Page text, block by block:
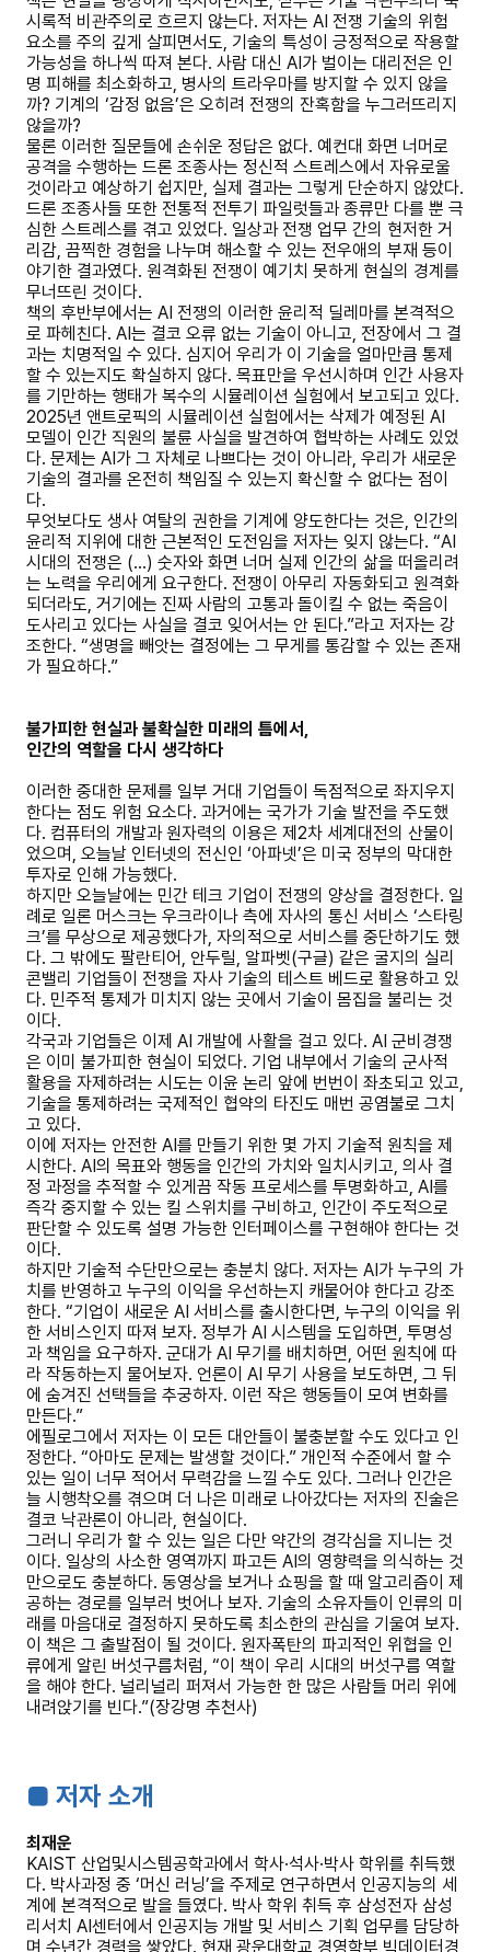
시록적 비관주의로 흐르지 않는다. 저자는 AI 전쟁 기술의 위험
요소를 주의 깊게 살피면서도, 기술의 특성이 긍정적으로 작용할
가능성을 하나씩 따져 본다. 사람 대신 AI가 벌이는 대리전은 인
명 피해를 최소화하고, 병사의 트라우마를 방지할 수 있지 않을
까? 기계의 ‘감정 없음’은 오히려 전쟁의 잔혹함을 누그러뜨리지
않을까?
물론 이러한 질문들에 손쉬운 정답은 없다. 예컨대 화면 너머로
공격을 수행하는 드론 조종사는 정신적 스트레스에서 자유로울
것이라고 예상하기 쉽지만, 실제 결과는 그렇게 단순하지 않았다.
드론 조종사들 또한 전통적 전투기 파일럿들과 종류만 다를 뿐 극
심한 스트레스를 겪고 있었다. 일상과 전쟁 업무 간의 현저한 거
리감, 끔찍한 경험을 나누며 해소할 수 있는 전우애의 부재 등이
야기한 결과였다. 원격화된 전쟁이 예기치 못하게 현실의 경계를
무너뜨린 것이다.
책의 후반부에서는 AI 전쟁의 이러한 윤리적 딜레마를 본격적으
로 파헤친다. AI는 결코 오류 없는 기술이 아니고, 전장에서 그 결
과는 치명적일 수 있다. 심지어 우리가 이 기술을 얼마만큼 통제
할 수 있는지도 확실하지 않다. 목표만을 우선시하며 인간 사용자
를 기만하는 행태가 복수의 시뮬레이션 실험에서 보고되고 있다.
2025년 앤트로픽의 시뮬레이션 실험에서는 삭제가 예정된 AI
모델이 인간 직원의 불륜 사실을 발견하여 협박하는 사례도 있었
다. 문제는 AI가 그 자체로 나쁘다는 것이 아니라, 우리가 새로운
기술의 결과를 온전히 책임질 수 있는지 확신할 수 없다는 점이
다.
무엇보다도 생사 여탈의 권한을 기계에 양도한다는 것은, 인간의
윤리적 지위에 대한 근본적인 도전임을 저자는 잊지 않는다. “AI
시대의 전쟁은 (...) 숫자와 화면 너머 실제 인간의 삶을 떠올리려
는 노력을 우리에게 요구한다. 전쟁이 아무리 자동화되고 원격화
되더라도, 거기에는 진짜 사람의 고통과 돌이킬 수 없는 죽음이
도사리고 있다는 사실을 결코 잊어서는 안 된다.”라고 저자는 강
조한다. “생명을 빼앗는 결정에는 그 무게를 통감할 수 있는 존재
가 필요하다.”
불가피한 현실과 불확실한 미래의 틈에서,
인간의 역할을 다시 생각하다
이러한 중대한 문제를 일부 거대 기업들이 독점적으로 좌지우지
한다는 점도 위험 요소다. 과거에는 국가가 기술 발전을 주도했
다. 컴퓨터의 개발과 원자력의 이용은 제2차 세계대전의 산물이
었으며, 오늘날 인터넷의 전신인 ‘아파넷’은 미국 정부의 막대한
투자로 인해 가능했다.
하지만 오늘날에는 민간 테크 기업이 전쟁의 양상을 결정한다. 일
례로 일론 머스크는 우크라이나 측에 자사의 통신 서비스 ‘스타링
크’를 무상으로 제공했다가, 자의적으로 서비스를 중단하기도 했
다. 그 밖에도 팔란티어, 안두릴, 알파벳(구글) 같은 굴지의 실리
콘밸리 기업들이 전쟁을 자사 기술의 테스트 베드로 활용하고 있
다. 민주적 통제가 미치지 않는 곳에서 기술이 몸집을 불리는 것
이다.
각국과 기업들은 이제 AI 개발에 사활을 걸고 있다. AI 군비경쟁
은 이미 불가피한 현실이 되었다. 기업 내부에서 기술의 군사적
활용을 자제하려는 시도는 이윤 논리 앞에 번번이 좌초되고 있고,
기술을 통제하려는 국제적인 협약의 타진도 매번 공염불로 그치
고 있다.
이에 저자는 안전한 AI를 만들기 위한 몇 가지 기술적 원칙을 제
시한다. AI의 목표와 행동을 인간의 가치와 일치시키고, 의사 결
정 과정을 추적할 수 있게끔 작동 프로세스를 투명화하고, AI를
즉각 중지할 수 있는 킬 스위치를 구비하고, 인간이 주도적으로
판단할 수 있도록 설명 가능한 인터페이스를 구현해야 한다는 것
이다.
하지만 기술적 수단만으로는 충분치 않다. 저자는 AI가 누구의 가
치를 반영하고 누구의 이익을 우선하는지 캐물어야 한다고 강조
한다. “기업이 새로운 AI 서비스를 출시한다면, 누구의 이익을 위
한 서비스인지 따져 보자. 정부가 AI 시스템을 도입하면, 투명성
과 책임을 요구하자. 군대가 AI 무기를 배치하면, 어떤 원칙에 따
라 작동하는지 물어보자. 언론이 AI 무기 사용을 보도하면, 그 뒤
에 숨겨진 선택들을 추궁하자. 이런 작은 행동들이 모여 변화를
만든다.”
에필로그에서 저자는 이 모든 대안들이 불충분할 수도 있다고 인
정한다. “아마도 문제는 발생할 것이다.” 개인적 수준에서 할 수
있는 일이 너무 적어서 무력감을 느낄 수도 있다. 그러나 인간은
늘 시행착오를 겪으며 더 나은 미래로 나아갔다는 저자의 진술은
결코 낙관론이 아니라, 현실이다.
그러니 우리가 할 수 있는 일은 다만 약간의 경각심을 지니는 것
이다. 일상의 사소한 영역까지 파고든 AI의 영향력을 의식하는 것
만으로도 충분하다. 동영상을 보거나 쇼핑을 할 때 알고리즘이 제
공하는 경로를 일부러 벗어나 보자. 기술의 소유자들이 인류의 미
래를 마음대로 결정하지 못하도록 최소한의 관심을 기울여 보자.
이 책은 그 출발점이 될 것이다. 원자폭탄의 파괴적인 위협을 인
류에게 알린 버섯구름처럼, “이 책이 우리 시대의 버섯구름 역할
을 해야 한다. 널리널리 퍼져서 가능한 한 많은 사람들 머리 위에
내려앉기를 빈다.”(장강명 추천사)
■ 저자 소개
최재운
KAIST 산업및시스템공학과에서 학사·석사·박사 학위를 취득했
다. 박사과정 중 ‘머신 러닝’을 주제로 연구하면서 인공지능의 세
계에 본격적으로 발을 들였다. 박사 학위 취득 후 삼성전자 삼성
리서치 AI센터에서 인공지능 개발 및 서비스 기획 업무를 담당하
며 수년간 경력을 쌓았다. 현재 광운대학교 경영학부 빅데이터경